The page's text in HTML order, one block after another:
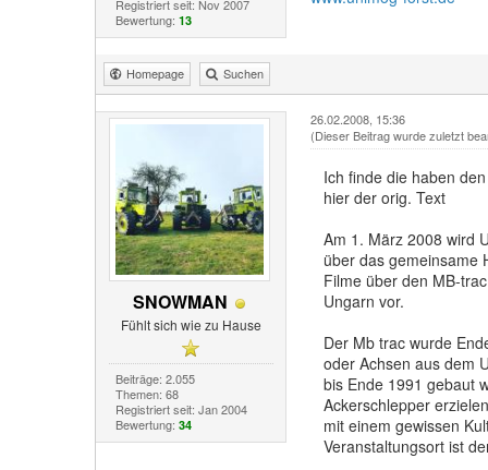
Registriert seit: Nov 2007
Bewertung: 13
Homepage Suchen
SNOWMAN
Fühlt sich wie zu Hause
Beiträge: 2.055
Themen: 68
Registriert seit: Jan 2004
Bewertung: 34
26.02.2008, 15:36
(Dieser Beitrag wurde zuletzt
Ich finde die haben
hier der orig. Text
Am 1. März 2008 wird
über das gemeinsame
Filme über den MB-
Ungarn vor.
Der Mb trac wurde
oder Achsen aus dem
bis Ende 1991 gebaut
Ackerschlepper
mit einem gewissen
Veranstaltungsort ist